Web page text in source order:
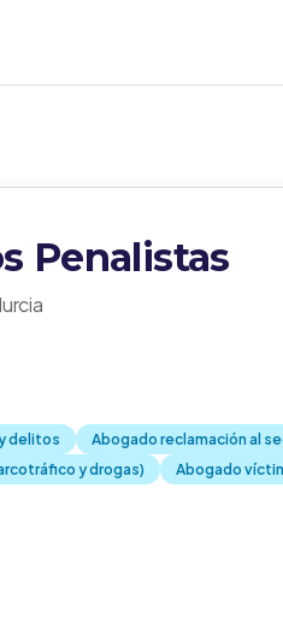
Penalistas
delitos
Abogado reclamación al
y drogas)
Abogado